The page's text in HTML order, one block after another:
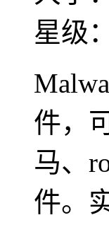
星级：
件，
马、
件。